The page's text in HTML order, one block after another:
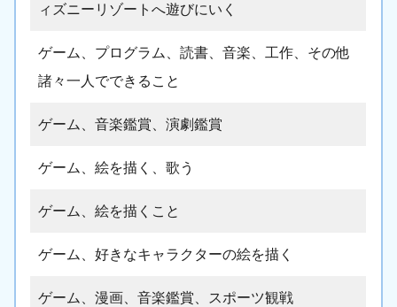
ィズニーリゾートへ遊びにいく
ゲーム、プログラム、読書、音楽、工作、その他
諸々一人でできること
ゲーム、音楽鑑賞、演劇鑑賞
ゲーム、絵を描く、歌う
ゲーム、絵を描くこと
ゲーム、好きなキャラクターの絵を描く
ゲーム、漫画、音楽鑑賞、スポーツ観戦